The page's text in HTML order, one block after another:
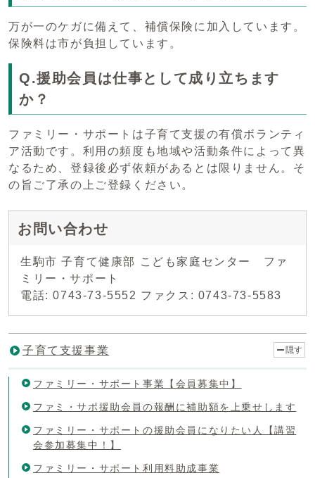
万が一のケガに備えて、補償保険に加入しています。
保険料は市が負担しています。
Q.援助会員は仕事として成り立ちます
か？
ファミリー・サポートは子育て支援の有償ボランティ
ア活動です。利用の頻度も地域や活動条件によって異
なるため、登録後必ず依頼があるとは限りません。そ
の旨ご了承の上ご登録ください。
お問い合わせ
生駒市 子育て健康部 こども家庭センター ファ
ミリー・サポート
電話: 0743-73-5552 ファクス: 0743-73-5583
子育て支援事業 隠す
ファミリー・サポート事業【会員募集中】
ファミ・サポ援助会員の報酬に補助額を上乗せします
ファミリー・サポートの援助会員になりたい人【講習
会参加募集中！】
ファミリー・サポート利用料助成事業